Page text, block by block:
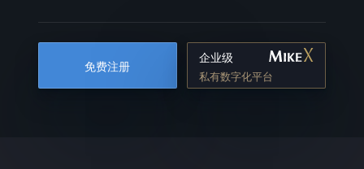
免费注册
企业级
私有数字化平台